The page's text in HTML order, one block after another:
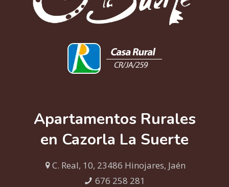
Apartamentos Rurales
en Cazorla La Suerte
C. Real, 10, 23486 Hinojares, Jaén
676 258 281